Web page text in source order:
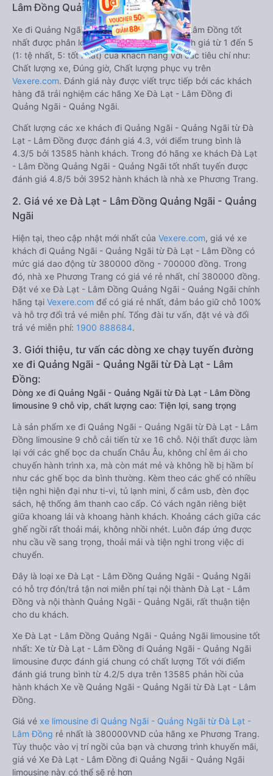
Lâm Đồng Quảng Ngãi - Quảng Ngãi
Xe đi Quảng Ngãi - Quảng Ngãi từ Đà Lạt - Lâm Đồng tốt
nhất được phân loại chất lượng dựa trên đánh giá từ 1 đến 5
(1: tệ nhất, 5: tốt nhất) của khách hàng với các tiêu chí như:
Chất lượng xe, Đúng giờ, Chất lượng phục vụ trên
Vexere.com. Đánh giá này được viết trực tiếp bởi các khách
hàng đã trải nghiệm các hãng Xe Đà Lạt - Lâm Đồng đi
Quảng Ngãi - Quảng Ngãi.
Chất lượng các xe khách đi Quảng Ngãi - Quảng Ngãi từ Đà
Lạt - Lâm Đồng được đánh giá 4.3, với điểm trung bình là
4.3/5 bởi 13585 hành khách. Trong đó hãng xe khách Đà Lạt
- Lâm Đồng Quảng Ngãi - Quảng Ngãi tốt nhất tuyến được
đánh giá 4.8/5 bởi 3952 hành khách là nhà xe Phương Trang.
2. Giá vé xe Đà Lạt - Lâm Đồng Quảng Ngãi - Quảng
Ngãi
Hiện tại, theo cập nhật mới nhất của Vexere.com, giá vé xe
khách đi Quảng Ngãi - Quảng Ngãi từ Đà Lạt - Lâm Đồng có
mức giá dao động từ 380000 đồng - 700000 đồng. Trong
đó, nhà xe Phương Trang có giá vé rẻ nhất, chỉ 380000 đồng.
Đặt vé xe Đà Lạt - Lâm Đồng Quảng Ngãi - Quảng Ngãi chính
hãng tại Vexere.com để có giá rẻ nhất, đảm bảo giữ chỗ 100%
và hỗ trợ đổi trả vé miễn phí. Tổng đài tư vấn, đặt vé và đổi
trả vé miễn phí: 1900 888684.
3. Giới thiệu, tư vấn các dòng xe chạy tuyến đường
xe đi Quảng Ngãi - Quảng Ngãi từ Đà Lạt - Lâm
Đồng:
Dòng xe đi Quảng Ngãi - Quảng Ngãi từ Đà Lạt - Lâm Đồng
limousine 9 chỗ vip, chất lượng cao: Tiện lợi, sang trọng
Là sản phẩm xe đi Quảng Ngãi - Quảng Ngãi từ Đà Lạt - Lâm
Đồng limousine 9 chỗ cải tiến từ xe 16 chỗ. Nội thất được làm
lại với các ghế bọc da chuẩn Châu Âu, không chỉ êm ái cho
chuyến hành trình xa, mà còn mát mẻ và không hề bị hầm bí
như các ghế bọc da bình thường. Kèm theo các ghế có nhiều
tiện nghi hiện đại như ti-vi, tủ lạnh mini, ổ cắm usb, đèn đọc
sách, hệ thống âm thanh cao cấp. Có vách ngăn riêng biệt
giữa khoang lái và khoang hành khách. Khoảng cách giữa các
ghế ngồi rất thoải mái, không nhồi nhét. Luôn đáp ứng được
nhu cầu về sang trọng, thoải mái và tiện nghi trong việc di
chuyển.
Đây là loại xe Đà Lạt - Lâm Đồng Quảng Ngãi - Quảng Ngãi
có hỗ trợ đón/trả tận nơi miễn phí tại nội thành Đà Lạt - Lâm
Đồng và nội thành Quảng Ngãi - Quảng Ngãi, rất thuận tiện
cho du khách.
Xe Đà Lạt - Lâm Đồng Quảng Ngãi - Quảng Ngãi limousine tốt
nhất: Xe từ Đà Lạt - Lâm Đồng đi Quảng Ngãi - Quảng Ngãi
limousine được đánh giá chung có chất lượng Tốt với điểm
đánh giá trung bình từ 4.2/5 dựa trên 13585 phản hồi của
hành khách Xe về Quảng Ngãi - Quảng Ngãi từ Đà Lạt - Lâm
Đồng.
Giá vé xe limousine đi Quảng Ngãi - Quảng Ngãi từ Đà Lạt -
Lâm Đồng rẻ nhất là 380000VND của hãng xe Phương Trang.
Tùy thuộc vào vị trí ngồi của bạn và chương trình khuyến mãi,
giá vé Xe Đà Lạt - Lâm Đồng đi Quảng Ngãi - Quảng Ngãi
limousine này có thể sẽ rẻ hơn